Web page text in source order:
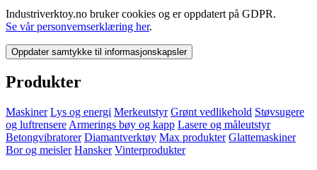
Industriverktoy.no bruker cookies og er oppdatert på GDPR.
Se vår personvernserklæring her.
Oppdater samtykke til informasjonskapsler
Produkter
Maskiner Lys og energi Merkeutstyr Grønt vedlikehold Støvsugere
og luftrensere Armerings bøy og kapp Lasere og måleutstyr
Betongvibratorer Diamantverktøy Max produkter Glattemaskiner
Bor og meisler Hansker Vinterprodukter